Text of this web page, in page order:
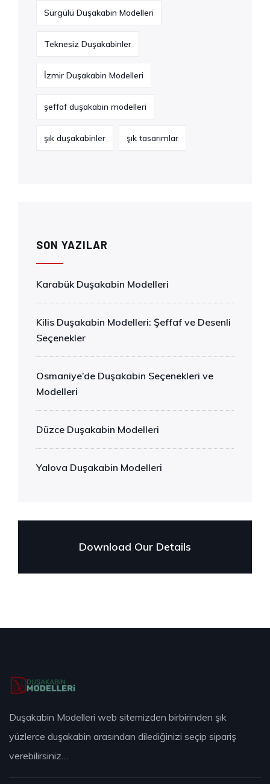
Sürgülü Duşakabin Modelleri
Teknesiz Duşakabinler
İzmir Duşakabin Modelleri
şeffaf duşakabin modelleri
şık duşakabinler şık tasarımlar
SON YAZILAR
Karabük Duşakabin Modelleri
Kilis Duşakabin Modelleri: Şeffaf ve Desenli
Seçenekler
Osmaniye’de Duşakabin Seçenekleri ve
Modelleri
Düzce Duşakabin Modelleri
Yalova Duşakabin Modelleri
Download Our Details
Duşakabin Modelleri web sitemizden birbirinden şık
yüzlerce duşakabin arasından dilediğinizi seçip sipariş
verebilirsiniz…